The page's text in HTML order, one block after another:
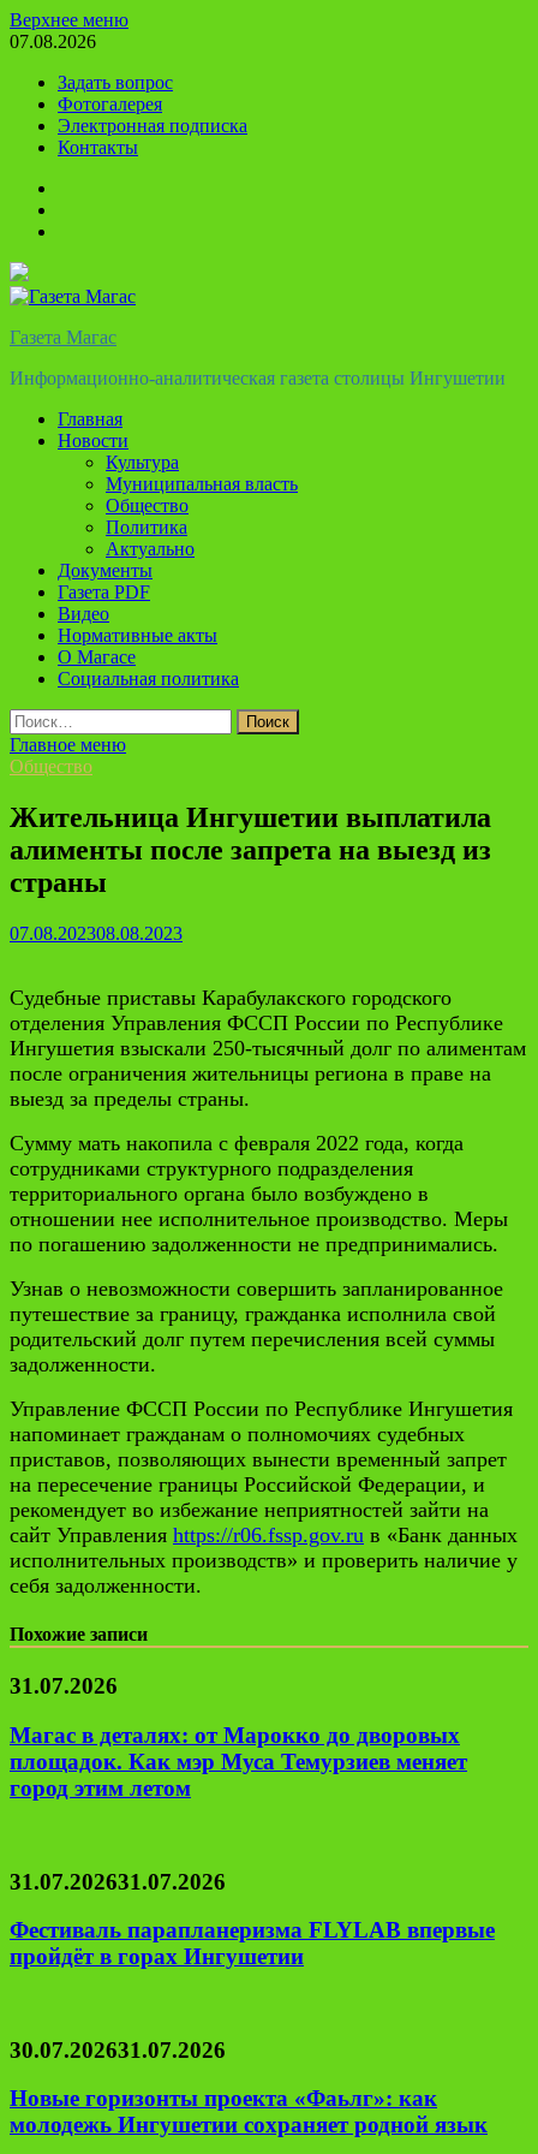
Перейти
к
Верхнее меню
07.08.2026
Задать вопрос
Фотогалерея
Электронная подписка
Контакты
Газета Магас
Информационно-аналитическая газета столицы Ингушетии
Главная
Новости
Культура
Муниципальная власть
Общество
Политика
Актуально
Документы
Газета PDF
Видео
Нормативные акты
О Магасе
Социальная политика
Найти:
Главное меню
Общество
Жительница Ингушетии выплатила
алименты после запрета на выезд из
страны
07.08.202308.08.2023
Судебные приставы Карабулакского городского
отделения Управления ФССП России по Республике
Ингушетия взыскали 250-тысячный долг по алиментам
после ограничения жительницы региона в праве на
выезд за пределы страны.
Сумму мать накопила с февраля 2022 года, когда
сотрудниками структурного подразделения
территориального органа было возбуждено в
отношении нее исполнительное производство. Меры
по погашению задолженности не предпринимались.
Узнав о невозможности совершить запланированное
путешествие за границу, гражданка исполнила свой
родительский долг путем перечисления всей суммы
задолженности.
Управление ФССП России по Республике Ингушетия
напоминает гражданам о полномочиях судебных
приставов, позволяющих вынести временный запрет
на пересечение границы Российской Федерации, и
рекомендует во избежание неприятностей зайти на
сайт Управления https://r06.fssp.gov.ru в «Банк данных
исполнительных производств» и проверить наличие у
себя задолженности.
Похожие записи
31.07.2026
Магас в деталях: от Марокко до дворовых
площадок. Как мэр Муса Темурзиев меняет
город этим летом
31.07.202631.07.2026
Фестиваль парапланеризма FLYLAB впервые
пройдёт в горах Ингушетии
30.07.202631.07.2026
Новые горизонты проекта «Фаьлг»: как
молодежь Ингушетии сохраняет родной язык